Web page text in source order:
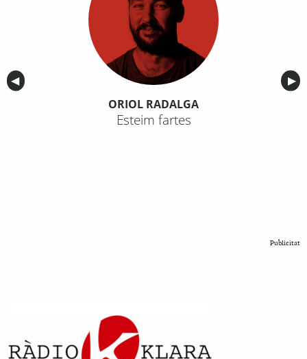
Anterior
◀︎ ▶︎
ORIOL RADALGA
Esteim fartes
Publicitat